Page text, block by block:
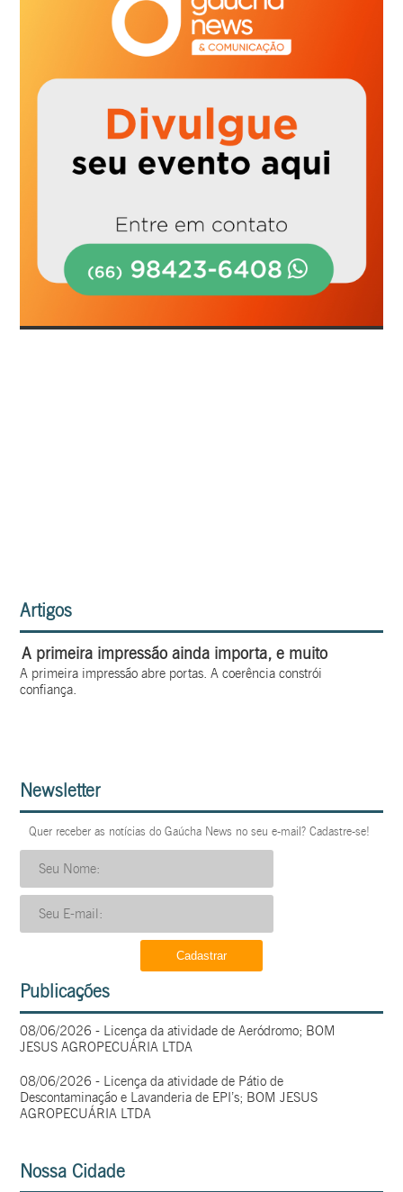
Artigos
A primeira impressão ainda importa, e muito
A primeira impressão abre portas. A coerência constrói
confiança.
Newsletter
Quer receber as notícias do Gaúcha News no seu e-mail? Cadastre-se!
Publicações
08/06/2026 - Licença da atividade de Aeródromo; BOM
JESUS AGROPECUÁRIA LTDA
08/06/2026 - Licença da atividade de Pátio de
Descontaminação e Lavanderia de EPI’s; BOM JESUS
AGROPECUÁRIA LTDA
Nossa Cidade